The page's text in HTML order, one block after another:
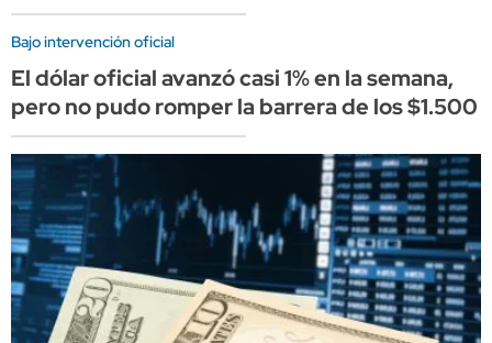
Bajo intervención oficial
El dólar oficial avanzó casi 1% en la semana,
pero no pudo romper la barrera de los $1.500